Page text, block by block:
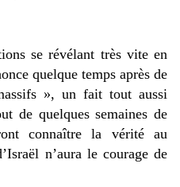
se révélant très vite en
quelque temps après de
», un fait tout aussi
de quelques semaines de
connaître la vérité au
n’aura le courage de